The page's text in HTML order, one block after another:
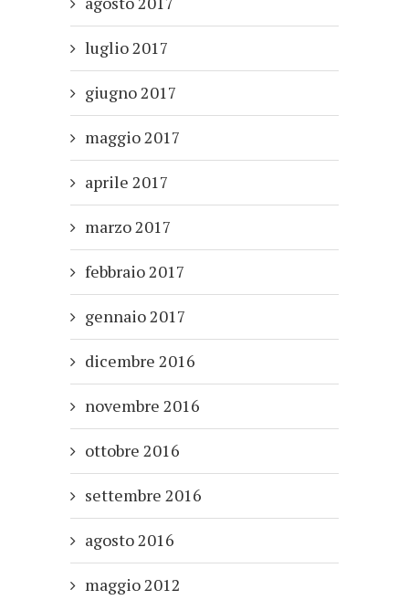
luglio 2017
giugno 2017
maggio 2017
aprile 2017
marzo 2017
febbraio 2017
gennaio 2017
dicembre 2016
novembre 2016
ottobre 2016
settembre 2016
agosto 2016
maggio 2012